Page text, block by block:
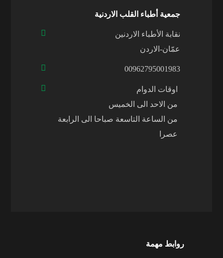
جمعية أطباء القلب الاردنية
نقابة الأطباء الاردنين
عمّان-الاردن
00962795001983
اوقات الدوام
من الاحد الى الخميس
من الساعة التاسعة صباحا الى الرابعة
عصرا
روابط مهمة